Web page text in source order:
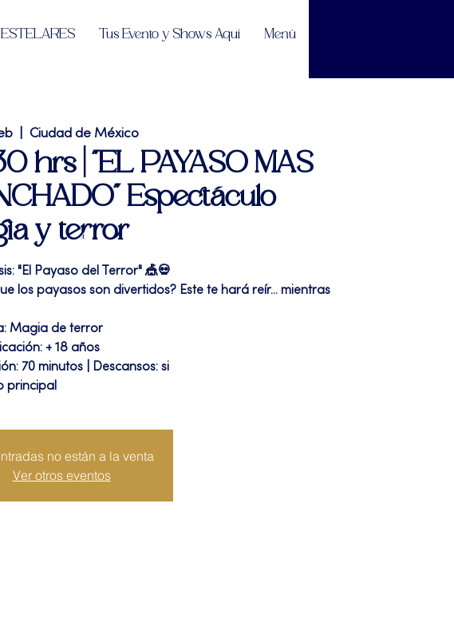
Tus Evento y Shows Aquí Menú
Ciudad de México
hrs | "EL PAYASO MAS
Espectáculo
y terror
"El Payaso del Terror" 🎪💀
los payasos son divertidos? Este te hará reír... mientras
Magia de terror
+ 18 años
70 minutos | Descansos: si
principal
no están a la venta
Ver otros eventos